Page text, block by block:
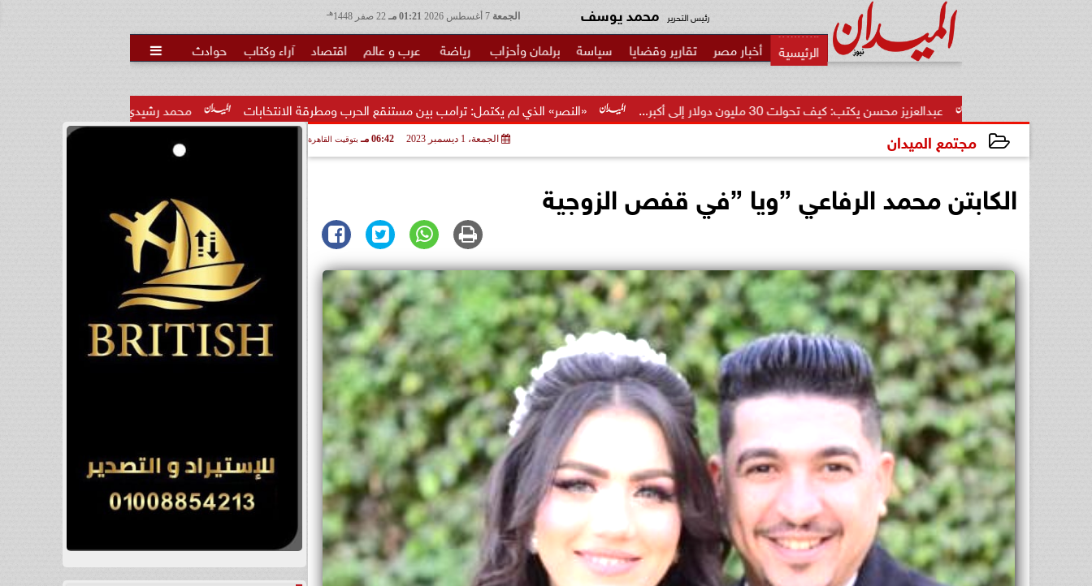
الجمعة 01:21 مـ هـ رئيس التحرير محمد يوسف
أخبار مصر تقارير وقضايا سياسة برلمان وأحزاب رياضة عرب و عالم اقتصاد آراء وكتاب حوادث 
محمد رشيدي: لقاء الرئيس السيسي وملك البحرين يؤكد «النصر» الذي لم يكتمل: ترامب بين مستنقع الحرب ومطرقة الانتخابات عبدالعزيز محسن يكتب: كيف تحولت 30 مليون دولار إلى أكبر...
مجتمع الميدان الجمعة، 1 ديسمبر 2023 06:42 مـ بتوقيت القاهرة
الكابتن محمد الرفاعي ”ويا ”في قفص الزوجية